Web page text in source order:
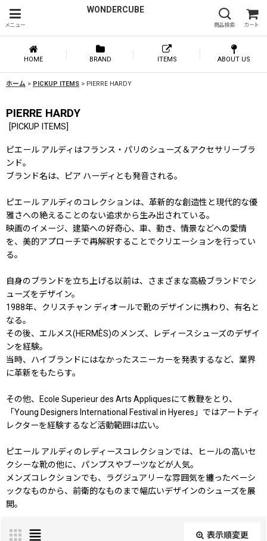
メニュー
WONDERCUBE
商品検索 カート
HOME BRAND ITEMS ABOUT US
ホーム > PICKUP ITEMS > PIERRE HARDY
PIERRE HARDY
[PICKUP ITEMS]
ピエール アルディはフランス・パリのシューズ＆アクセサリーブラ
ンド。
ブランド名は、ピア ハーディとも発音される。
ピエール アルディのコレクションは、革新的な創造性と現代的な優
雅さへの絶えることのない追求から生み出されている。
映画のイメージ、建築への好奇心、車、動き、情景などへの愛情
を、美的アプローチで再解釈することでクリエーションを行ってい
る。
自身のブランドを立ち上げる以前は、さまざまな高級ブランドでシ
ューズをデザイン。
1988年、クリスチャン ディオールで靴のデザインに携わり、有名と
なる。
その後、エルメス(HERMÈS)のメンズ、レディースシューズのデザイ
ンを経験。
当時、ハイブランドにはなかったスニーカーを発表するなど、業界
に革新をもたらす。
その他、Ecole Superieur des Arts Appliquesにて教鞭をとり、
「Young Designers International Festival in Hyeres」ではアートディ
レクターを経験するなど活動範囲は広い。
ピエール アルディのレディースコレクションでは、ヒールの高いセ
クシーな靴の他に、パンプスやブーツなどが人気。
メンズコレクションでも、ラグジュアリーな雰囲気を纏ったベーシ
ックなものから、前衛的なものまで幅広いデザインのシューズを展
開。
表示順変更